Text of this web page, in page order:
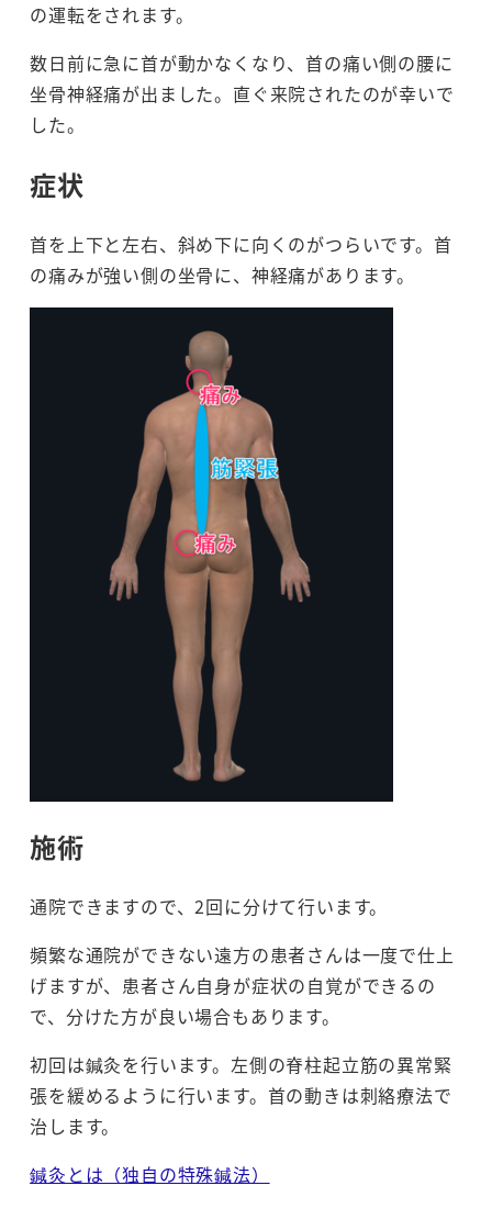
の運転をされます。
数日前に急に首が動かなくなり、首の痛い側の腰に
坐骨神経痛が出ました。直ぐ来院されたのが幸いで
した。
症状
首を上下と左右、斜め下に向くのがつらいです。首
の痛みが強い側の坐骨に、神経痛があります。
施術
通院できますので、2回に分けて行います。
頻繁な通院ができない遠方の患者さんは一度で仕上
げますが、患者さん自身が症状の自覚ができるの
で、分けた方が良い場合もあります。
初回は鍼灸を行います。左側の脊柱起立筋の異常緊
張を緩めるように行います。首の動きは刺絡療法で
治します。
鍼灸とは（独自の特殊鍼法）